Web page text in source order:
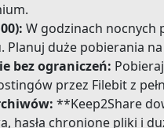
W godzinach nocnych
duże pobierania na
bez ograniczeń:
przez Filebit z
**Keep2Share
hasła chronione pliki i